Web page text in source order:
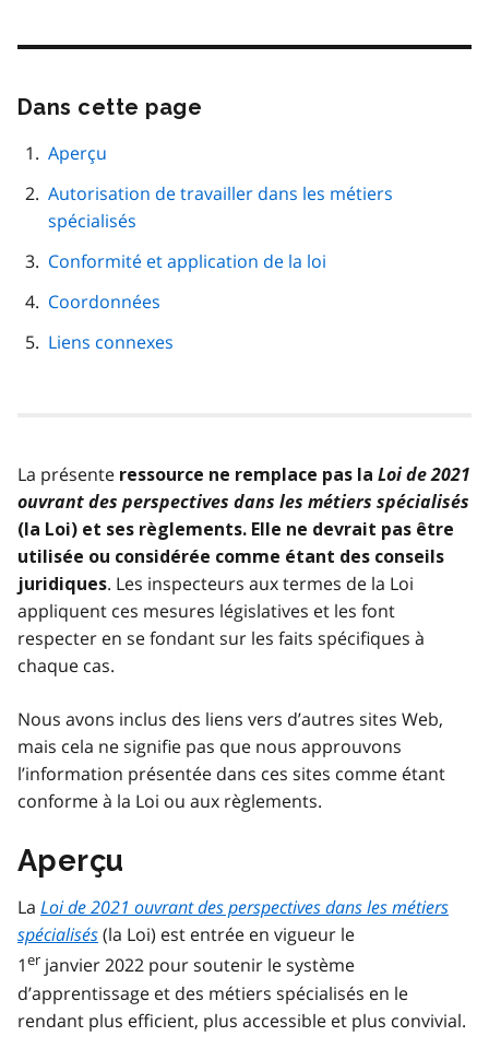
Dans cette page
page
Aperçu
Autorisation de travailler dans les métiers
spécialisés
Conformité et application de la loi
Coordonnées
Liens connexes
La présente ressource ne remplace pas la Loi de 2021
ouvrant des perspectives dans les métiers spécialisés
(la Loi) et ses règlements. Elle ne devrait pas être
utilisée ou considérée comme étant des conseils
juridiques. Les inspecteurs aux termes de la Loi
appliquent ces mesures législatives et les font
respecter en se fondant sur les faits spécifiques à
chaque cas.
Nous avons inclus des liens vers d’autres sites Web,
mais cela ne signifie pas que nous approuvons
l’information présentée dans ces sites comme étant
conforme à la Loi ou aux règlements.
Aperçu
La Loi de 2021 ouvrant des perspectives dans les métiers
spécialisés(la Loi) est entrée en vigueur le
1er janvier 2022 pour soutenir le système
d’apprentissage et des métiers spécialisés en le
rendant plus efficient, plus accessible et plus convivial.